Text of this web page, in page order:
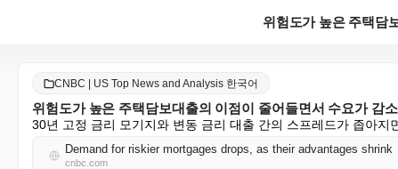
CNBC | US Top News and Analysis 한국어
위험도가 높은 주택담보대출의 이점이 줄어들면서 수요가 감
30년 고정 금리 모기지와 변동 금리 대출 간의 스프레드가 좁아지
Demand for riskier mortgages drops, as their advantages shrink
cnbc.com